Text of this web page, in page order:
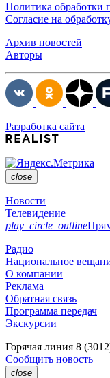
Политика обработки
Согласие на
Архив новостей
Авторы
Разработка сайта
close
Новости
Телевидение
play_circle_outline
Радио
Национальное
О компании
Реклама
Обратная связь
Программа передач
Экскурсии
Горячая линия 8
Сообщить новость
close